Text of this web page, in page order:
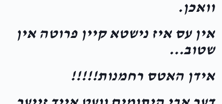
וואכן.
אין עס איז נישטא קיין פרוטה אין
שטוב...
אידן האטס רחמנות!!!!!